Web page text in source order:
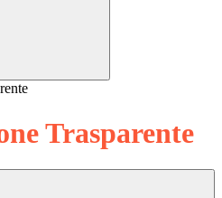
Trasparente